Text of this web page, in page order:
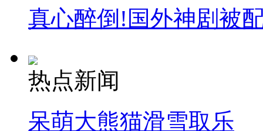
真心醉倒!国外神剧被
热点新闻
呆萌大熊猫滑雪取乐